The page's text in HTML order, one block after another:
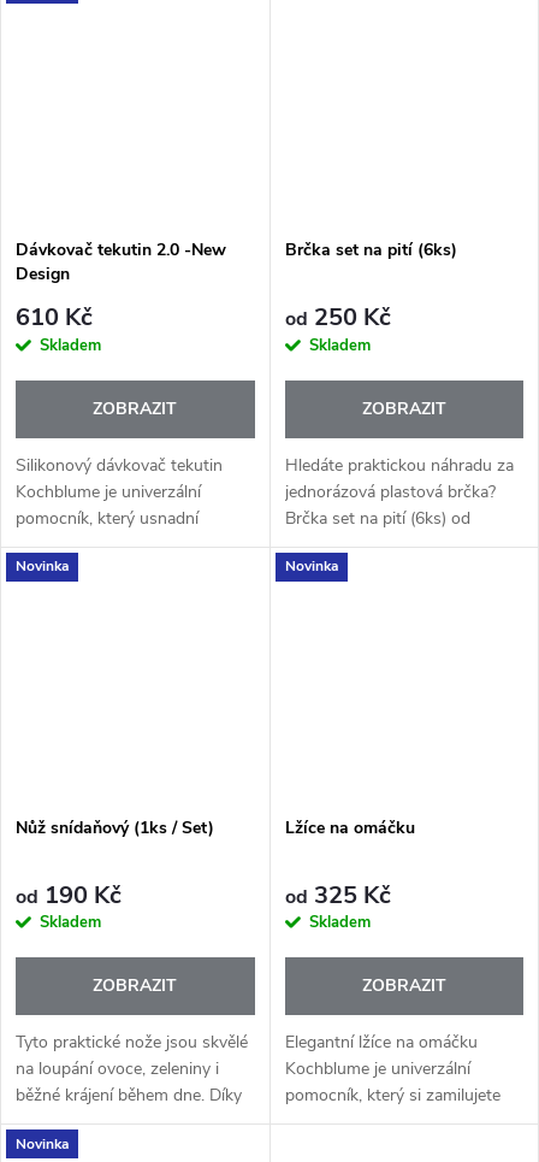
Dávkovač tekutin 2.0 -New
Design
610 Kč
Skladem
ZOBRAZIT
Silikonový dávkovač tekutin
Kochblume je univerzální
pomocník, který usnadní
dávkování saponátu, mýdla,
omáček i kosmetiky. Nový
Brčka set na pití (6ks)
od 250 Kč
Skladem
ZOBRAZIT
Hledáte praktickou náhradu za
jednorázová plastová brčka?
Brčka set na pití (6ks) od
Kochblume je skvělým
pomocníkem pro každodenní
Novinka
Nůž snídaňový (1ks / Set)
od 190 Kč
Skladem
ZOBRAZIT
Tyto praktické nože jsou skvělé
na loupání ovoce, zeleniny i
běžné krájení během dne. Díky
kompaktní velikosti se výborně
drží a umožňují pohodlnou a
Novinka
Lžíce na omáčku
od 325 Kč
Skladem
ZOBRAZIT
Elegantní lžíce na omáčku
Kochblume je univerzální
pomocník, který si zamilujete
při vaření i servírování. Její
Novinka